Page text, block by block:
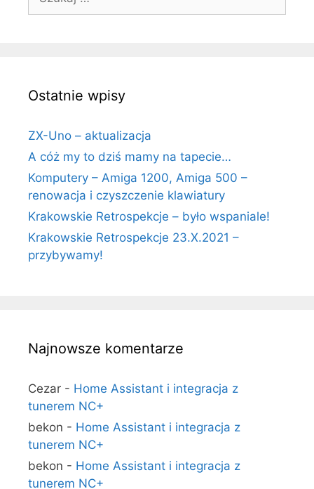
Ostatnie wpisy
ZX-Uno – aktualizacja
A cóż my to dziś mamy na tapecie…
Komputery – Amiga 1200, Amiga 500 –
renowacja i czyszczenie klawiatury
Krakowskie Retrospekcje – było wspaniale!
Krakowskie Retrospekcje 23.X.2021 –
przybywamy!
Najnowsze komentarze
Cezar - Home Assistant i integracja z
tunerem NC+
bekon - Home Assistant i integracja z
tunerem NC+
bekon - Home Assistant i integracja z
tunerem NC+